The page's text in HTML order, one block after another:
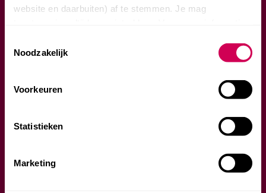
website en daarbuiten) af te stemmen. Je mag
verwijzen wij je naar onze privacyverklaring.
Noodzakelijk
Voorkeuren
Statistieken
Marketing
Lees meer